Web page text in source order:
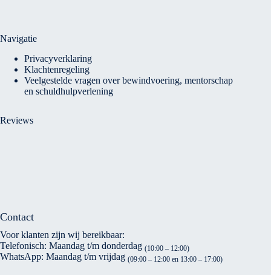
Navigatie
Privacyverklaring
Klachtenregeling
Veelgestelde vragen over bewindvoering, mentorschap
en schuldhulpverlening
Reviews
Contact
Voor klanten zijn wij bereikbaar:
Telefonisch: Maandag t/m donderdag (10:00 – 12:00)
WhatsApp: Maandag t/m vrijdag (09:00 – 12:00 en 13:00 – 17:00)